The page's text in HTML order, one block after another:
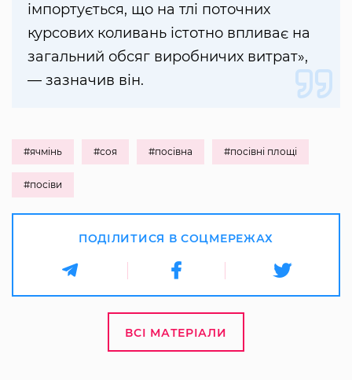
імпортується, що на тлі поточних
курсових коливань істотно впливає на
загальний обсяг виробничих витрат»,
— зазначив він.
#ячмінь #соя #посівна #посівні площі
#посіви
ПОДІЛИТИСЯ В СОЦМЕРЕЖАХ
ВСІ МАТЕРІАЛИ